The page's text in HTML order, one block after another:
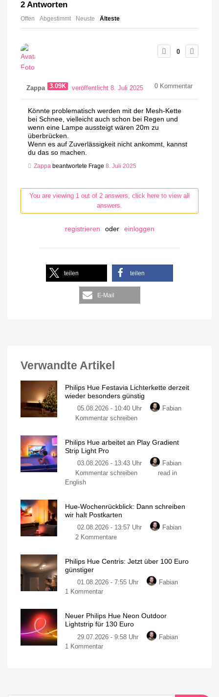
2 Antworten
Offen Abgestimmt Neuste Älteste
0
Zappa 3.09K veröffentlicht 8. Juli 2025 0 Kommentar
Könnte problematisch werden mit der Mesh-Kette
bei Schnee, vielleicht auch schon bei Regen und
wenn eine Lampe aussteigt wären 20m zu
überbrücken.
Wenn es auf Zuverlässigkeit nicht ankommt, kannst
du das so machen.
Zappa beantwortete Frage 8. Juli 2025
You are viewing 1 out of 2 answers, click here to view all
answers.
registrieren oder einloggen
teilen teilen
E-Mail
Verwandte Artikel
Philips Hue Festavia Lichterkette derzeit
wieder besonders günstig
05.08.2026 - 10:40 Uhr
Fabian
Kommentar schreiben
Philips Hue arbeitet an Play Gradient
Strip Light Pro
03.08.2026 - 13:43 Uhr
Fabian
Kommentar schreiben
read in
English
Hue-Wochenrückblick: Dann schreiben
wir halt Postkarten
02.08.2026 - 13:57 Uhr
Fabian
2 Kommentare
Philips Hue Centris: Jetzt über 100 Euro
günstiger
01.08.2026 - 7:55 Uhr
Fabian
1 Kommentar
Neuer Philips Hue Neon Outdoor
Lightstrip für 130 Euro
29.07.2026 - 9:58 Uhr
Fabian
1 Kommentar